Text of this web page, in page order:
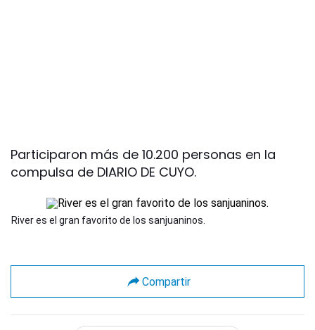
Participaron más de 10.200 personas en la
compulsa de DIARIO DE CUYO.
River es el gran favorito de los sanjuaninos.
Compartir